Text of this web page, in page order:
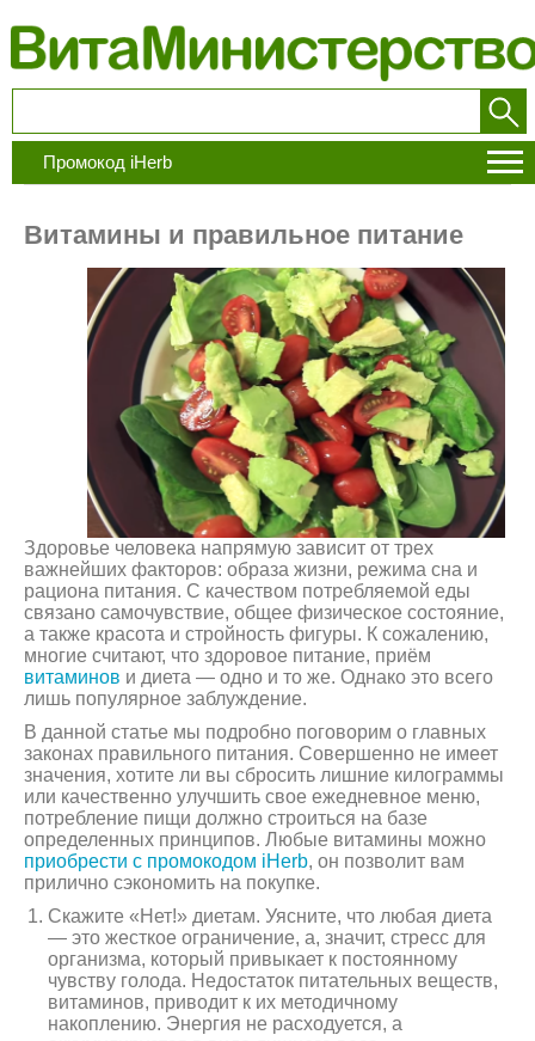
Промокод iHerb
Витамины и правильное питание
Здоровье человека напрямую зависит от трех
важнейших факторов: образа жизни, режима сна и
рациона питания. С качеством потребляемой еды
связано самочувствие, общее физическое состояние,
а также красота и стройность фигуры. К сожалению,
многие считают, что здоровое питание, приём
витаминов и диета — одно и то же. Однако это всего
лишь популярное заблуждение.
В данной статье мы подробно поговорим о главных
законах правильного питания. Совершенно не имеет
значения, хотите ли вы сбросить лишние килограммы
или качественно улучшить свое ежедневное меню,
потребление пищи должно строиться на базе
определенных принципов. Любые витамины можно
приобрести с промокодом iHerb, он позволит вам
прилично сэкономить на покупке.
Скажите «Нет!» диетам. Уясните, что любая диета
— это жесткое ограничение, а, значит, стресс для
организма, который привыкает к постоянному
чувству голода. Недостаток питательных веществ,
витаминов, приводит к их методичному
накоплению. Энергия не расходуется, а